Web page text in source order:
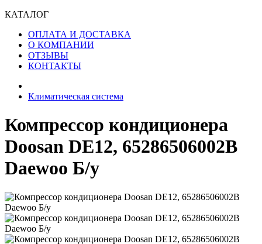
КАТАЛОГ
ОПЛАТА И ДОСТАВКА
О КОМПАНИИ
ОТЗЫВЫ
КОНТАКТЫ
Климатическая система
Компрессор кондиционера
Doosan DE12, 65286506002B
Daewoo Б/у